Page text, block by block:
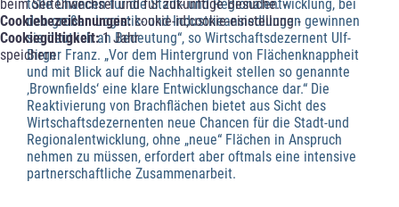
beim Seitenwechsel und für zukünftige Besuche. -
Cookiebezeichnungen:cookie-id;cookie-einstellung -
Cookiegültigkeit:1 Jahr
speichern
tolle Chancen für die Stadt- und Regionalentwicklung, bei
dengroßen Logistik- und Industrieansiedlungen gewinnen
sie deutlich an Bedeutung“, so Wirtschaftsdezernent Ulf-
Birger Franz. „Vor dem Hintergrund von Flächenknappheit
und mit Blick auf die Nachhaltigkeit stellen so genannte
‚Brownfields‘ eine klare Entwicklungschance dar.“ Die
Reaktivierung von Brachflächen bietet aus Sicht des
Wirtschaftsdezernenten neue Chancen für die Stadt-und
Regionalentwicklung, ohne „neue“ Flächen in Anspruch
nehmen zu müssen, erfordert aber oftmals eine intensive
partnerschaftliche Zusammenarbeit.